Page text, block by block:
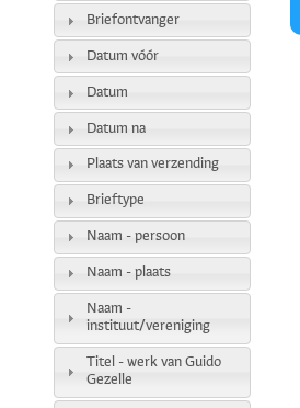
Briefontvanger
Datum vóór
Datum
Datum na
Plaats van verzending
Brieftype
Naam - persoon
Naam - plaats
Naam -
instituut/vereniging
Titel - werk van Guido
Gezelle